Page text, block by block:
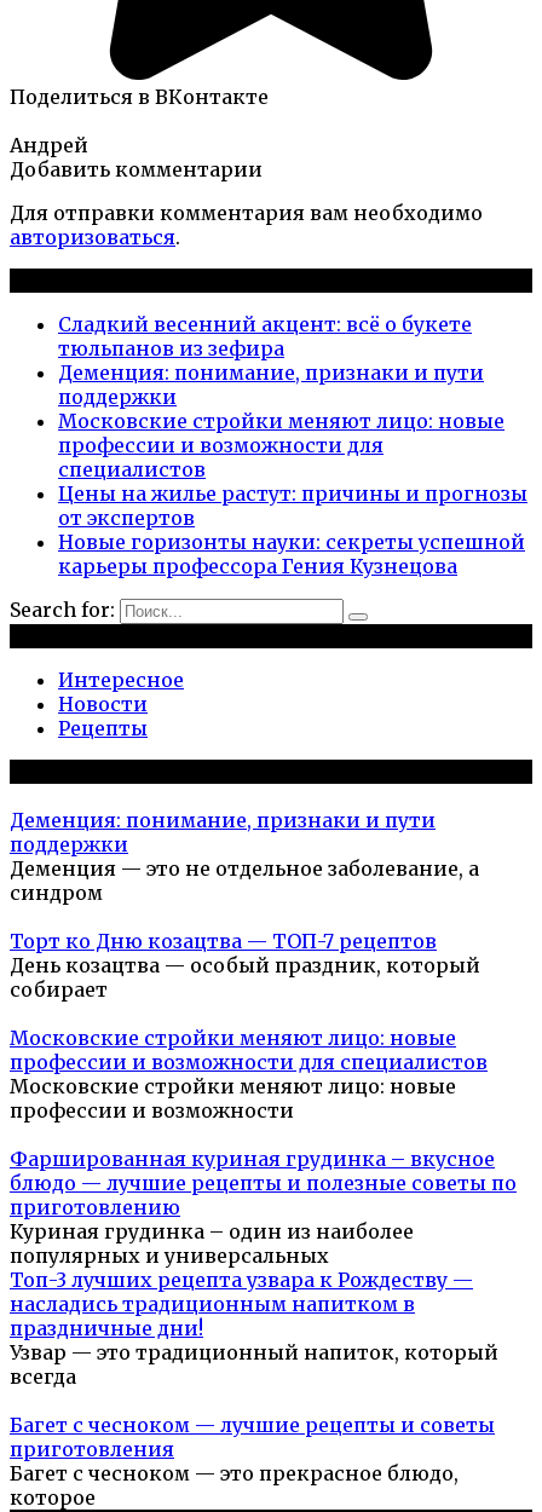
Поделиться в ВКонтакте
Андрей
Добавить комментарии
Для отправки комментария вам необходимо
авторизоваться.
Сладкий весенний акцент: всё о букете
тюльпанов из зефира
Деменция: понимание, признаки и пути
поддержки
Московские стройки меняют лицо: новые
профессии и возможности для
специалистов
Цены на жилье растут: причины и прогнозы
от экспертов
Новые горизонты науки: секреты успешной
карьеры профессора Гения Кузнецова
Search for:
Интересное
Новости
Рецепты
Деменция: понимание, признаки и пути
поддержки
Деменция — это не отдельное заболевание, а
синдром
Торт ко Дню козацтва — ТОП-7 рецептов
День козацтва — особый праздник, который
собирает
Московские стройки меняют лицо: новые
профессии и возможности для специалистов
Московские стройки меняют лицо: новые
профессии и возможности
Фаршированная куриная грудинка – вкусное
блюдо — лучшие рецепты и полезные советы по
приготовлению
Куриная грудинка – один из наиболее
популярных и универсальных
Топ-3 лучших рецепта узвара к Рождеству —
насладись традиционным напитком в
праздничные дни!
Узвар — это традиционный напиток, который
всегда
Багет с чесноком — лучшие рецепты и советы
приготовления
Багет с чесноком — это прекрасное блюдо,
которое